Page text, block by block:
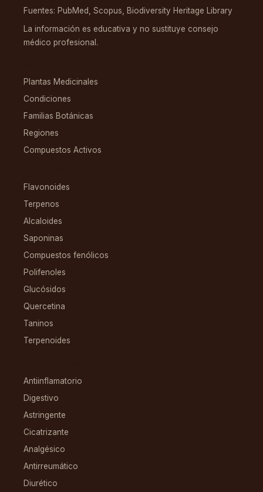
Fuentes: PubMed, Scopus, Biodiversity Heritage Library
La información es educativa y no sustituye consejo
médico profesional.
Plantas Medicinales
Condiciones
Familias Botánicas
Regiones
Compuestos Activos
Flavonoides
Terpenos
Alcaloides
Saponinas
Compuestos fenólicos
Polifenoles
Glucósidos
Quercetina
Taninos
Terpenoides
Antiinflamatorio
Digestivo
Astringente
Cicatrizante
Analgésico
Antirreumático
Diurético